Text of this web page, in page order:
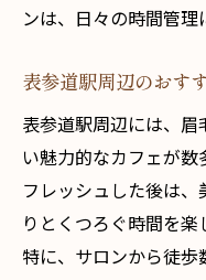
経験豊富な
個別対応で
信頼できる
毎日のメイクが
の魅力
眉毛サロン
自宅でのケ
ンは、日々の時間管理
表参道駅周辺のおす
表参道駅周辺には、
い魅力的なカフェが数
フレッシュした後は
りとくつろぐ時間を楽
特に、サロンから徒